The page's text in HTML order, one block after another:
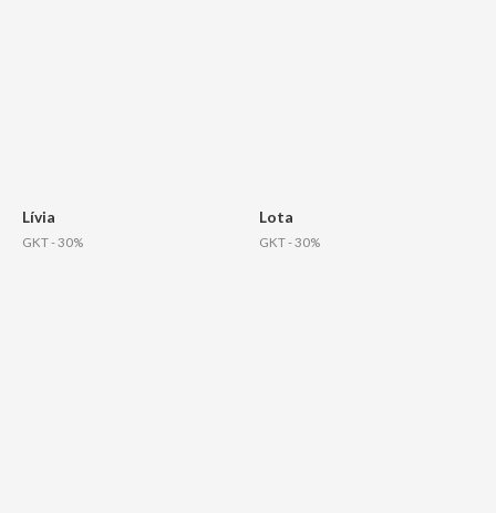
Lívia
GKT - 30%
Lota
GKT - 30%